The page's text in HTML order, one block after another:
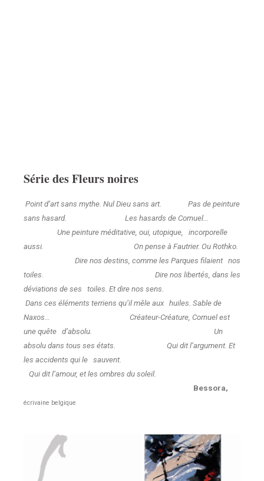
Série des Fleurs noires
Point d’art sans mythe. Nul Dieu sans art. Pas de peinture
sans hasard. Les hasards de Cornuel…
Une peinture méditative, oui, utopique, incorporelle
aussi. On pense à Fautrier. Ou Rothko.
Dire nos destins, comme les Parques filaient nos
toiles. Dire nos libertés, dans les
déviations de ses toiles. Et dire nos sens.
Dans ces éléments terriens qu’il mêle aux huiles. Sable de
Naxos… Créateur-Créature, Cornuel est
une quête d’absolu. Un
absolu dans tous ses états. Qui dit l’argument. Et
les accidents qui le sauvent.
Qui dit l’amour, et les ombres du soleil.
Bessora,
écrivaine belgique